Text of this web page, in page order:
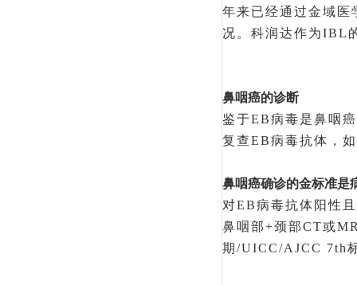
年来已经通过金域医
况。科润达作为IBL
鼻咽癌的诊断
鉴于EB病毒是鼻咽
复查EB病毒抗体，
鼻咽癌确诊的金标准是
对EB病毒抗体阳性
鼻咽部+颈部CT或
期/UICC/AJCC 7th